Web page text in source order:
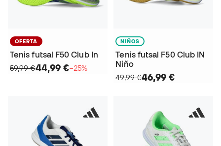
OFERTA
Tenis futsal F50 Club In
59,99 €44,99 €−25%
NIÑOS
Tenis futsal F50 Club IN
Niño
49,99 €46,99 €